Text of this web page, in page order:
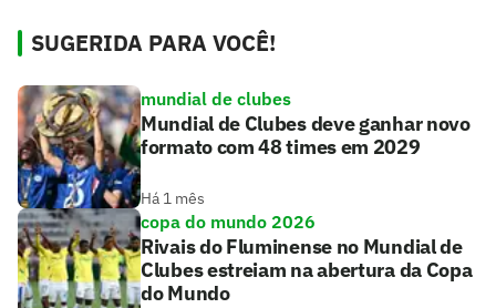
SUGERIDA PARA VOCÊ!
mundial de clubes
Mundial de Clubes deve ganhar novo
formato com 48 times em 2029
Há 1 mês
copa do mundo 2026
Rivais do Fluminense no Mundial de
Clubes estreiam na abertura da Copa
do Mundo